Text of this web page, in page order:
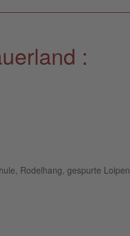
:
Rodelhang, gespurte Loipen